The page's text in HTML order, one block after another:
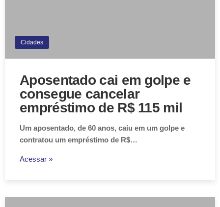
Cidades
Aposentado cai em golpe e
consegue cancelar
empréstimo de R$ 115 mil
Um aposentado, de 60 anos, caiu em um golpe e
contratou um empréstimo de R$…
Acessar »